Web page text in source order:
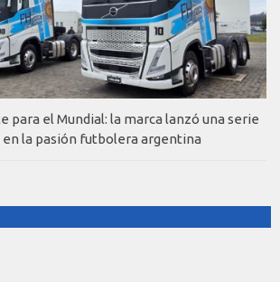
para el Mundial: la marca lanzó una serie
en la pasión futbolera argentina